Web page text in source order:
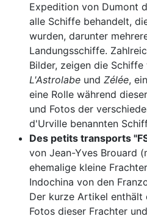
Expedition von Dumont
alle Schiffe behandelt,
wurden, darunter
Landungsschiffe.
Bilder, zeigen die
L'Astrolabe und Zélée,
eine Rolle während
und Fotos der
d'Urville benannten
Des petits transports
von Jean-Yves Brouard
ehemalige kleine
Indochina von den
Der kurze Artikel enthält
Fotos dieser Frachter